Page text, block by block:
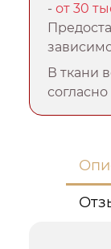
-от 30
В ткани
согласно